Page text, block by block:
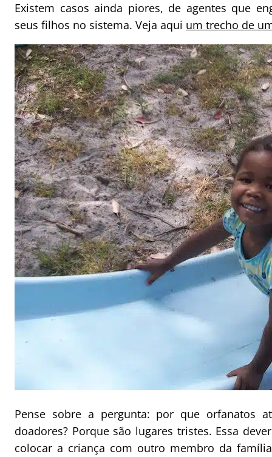
Existem casos ainda piores, de agentes que
seus filhos no sistema. Veja aqui um trecho de
Pense sobre a pergunta: por que orfanatos
doadores? Porque são lugares tristes. Essa
colocar a criança com outro membro da